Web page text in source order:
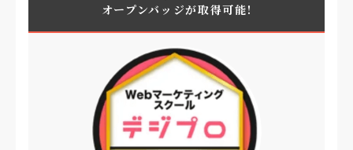
株式会社STORY
オープンバッジが取得可能!